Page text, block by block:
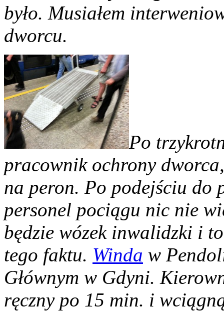
było. Musiałem
dworcu.
Po
pracownik ochrony
na peron. Po podejściu do
personel pociągu nic nie
będzie wózek inwalidzki i
tego faktu. Winda w
Głównym w Gdyni.
ręczny po 15 min. i